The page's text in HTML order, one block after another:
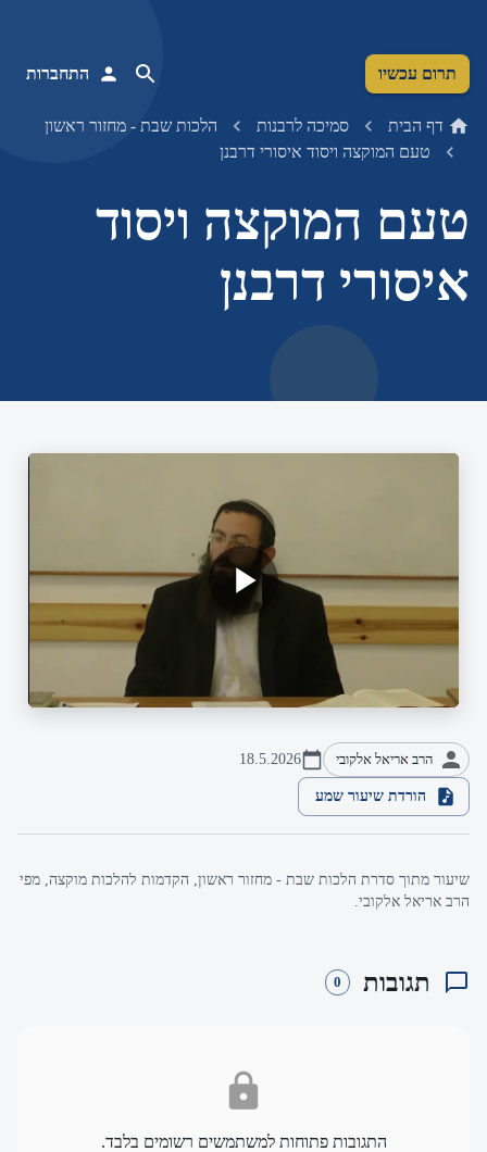
תרום עכשיו התחברות
דף הבית סמיכה לרבנות
הלכות שבת - מחזור ראשון
טעם המוקצה ויסוד איסורי דרבנן
טעם המוקצה ויסוד
איסורי דרבנן
הרב אריאל אלקובי 18.5.2026
הורדת שיעור שמע
שיעור מתוך סדרת הלכות שבת - מחזור ראשון, הקדמות להלכות מוקצה, מפי
הרב אריאל אלקובי.
תגובות 0
התגובות פתוחות למשתמשים רשומים בלבד.